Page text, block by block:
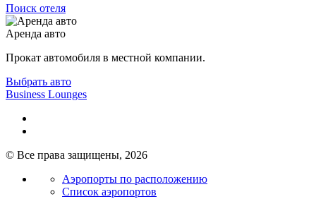
Поиск отеля
Аренда авто
Прокат автомобиля в местной компании.
Выбрать авто
Business Lounges
© Все права защищены, 2026
Аэропорты по расположению
Список аэропортов